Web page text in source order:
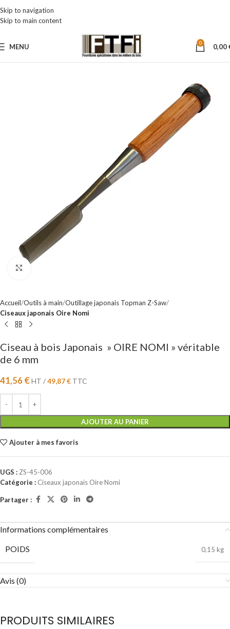
Skip to navigation
Skip to main content
MENU 0 0,00
Accueil Outils à main Outillage japonais Topman Z-Saw
Ciseaux japonais Oire Nomi
Ciseau à bois Japonais » OIRE NOMI » véritable
de 6 mm
41,56€HT /49,87€ TTC
AJOUTER AU PANIER
Ajouter à mes favoris
UGS : ZS-45-006
Catégorie : Ciseaux japonais Oire Nomi
Partager :
Informations complémentaires
POIDS
0,15 kg
Avis (0)
PRODUITS SIMILAIRES